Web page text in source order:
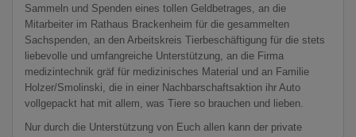
Sammeln und Spenden eines tollen Geldbetrages, an die
Mitarbeiter im Rathaus Brackenheim für die gesammelten
Sachspenden, an den Arbeitskreis Tierbeschäftigung für die stets
liebevolle und umfangreiche Unterstützung, an die Firma
medizintechnik gräf für medizinisches Material und an Familie
Holzer/Smolinski, die in einer Nachbarschaftsaktion ihr Auto
vollgepackt hat mit allem, was Tiere so brauchen und lieben.
Nur durch die Unterstützung von Euch allen kann der private